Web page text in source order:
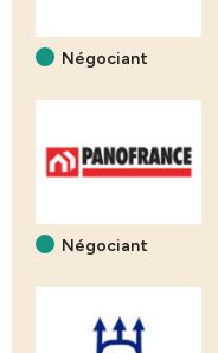
Négociant
Négociant